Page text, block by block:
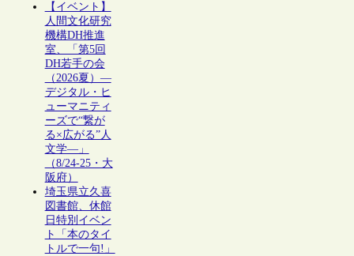
【イベント】
人間文化研究
機構DH推進
室、「第5回
DH若手の会
（2026夏）―
デジタル・ヒ
ューマニティ
ーズで“繋が
る×広がる”人
文学―」
（8/24-25・大
阪府）
埼玉県立久喜
図書館、休館
日特別イベン
ト「本のタイ
トルで一句!」